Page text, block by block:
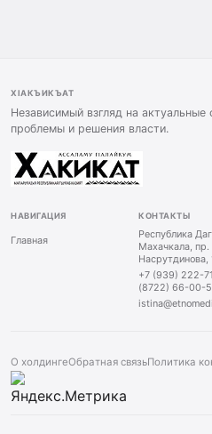
ХIАКЪИКЪАТ
Независимый взгляд на
проблемы и решения власти.
НАВИГАЦИЯ
Главная
КОНТАКТЫ
Республика
Махачкала, пр.
Насрутдинова,
+7 (939) 222-
(8722) 66-00-
О холдингеОбратная связьПолитика